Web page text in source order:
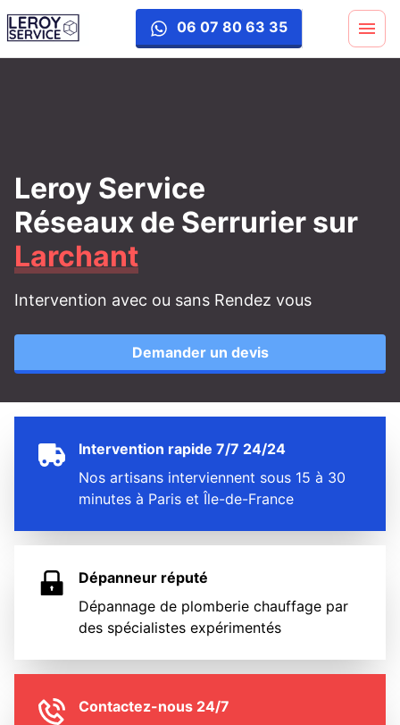
06 07 80 63 35
Leroy Service
Réseaux de Serrurier sur
Larchant
Intervention avec ou sans Rendez vous
Demander un devis
Intervention rapide 7/7 24/24
Nos artisans interviennent sous 15 à 30
minutes à Paris et Île-de-France
Dépanneur réputé
Dépannage de plomberie chauffage par
des spécialistes expérimentés
Contactez-nous 24/7